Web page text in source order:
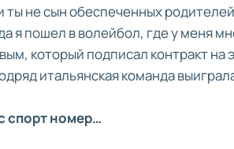
ты не сын обеспеченных
я пошел в волейбол, где у меня
который подписал контракт
итальянская команда
спорт номер…